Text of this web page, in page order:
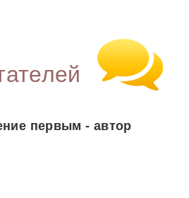
первым - автор